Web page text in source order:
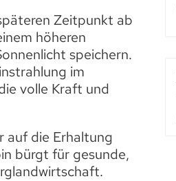
Zeitpunkt ab
höheren
speichern.
im
volle Kraft und
auf die Erhaltung
bürgt für gesunde,